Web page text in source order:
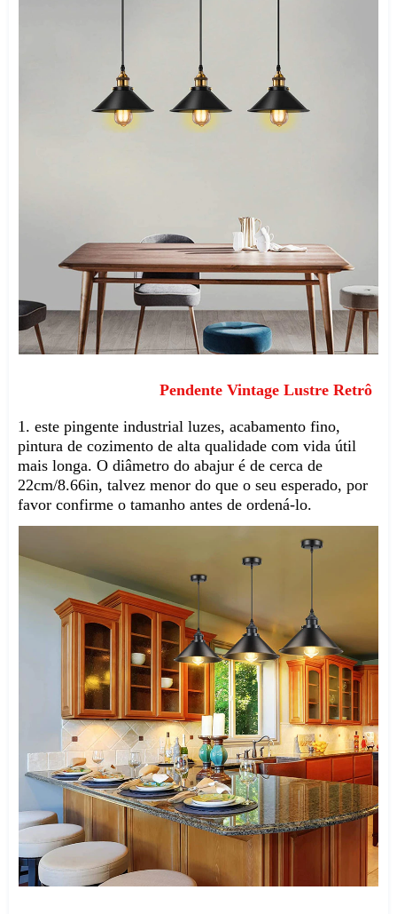
Pendente Vintage Lustre Retrô
1. este pingente industrial luzes, acabamento fino,
pintura de cozimento de alta qualidade com vida útil
mais longa. O diâmetro do abajur é de cerca de
22cm/8.66in, talvez menor do que o seu esperado, por
favor confirme o tamanho antes de ordená-lo.